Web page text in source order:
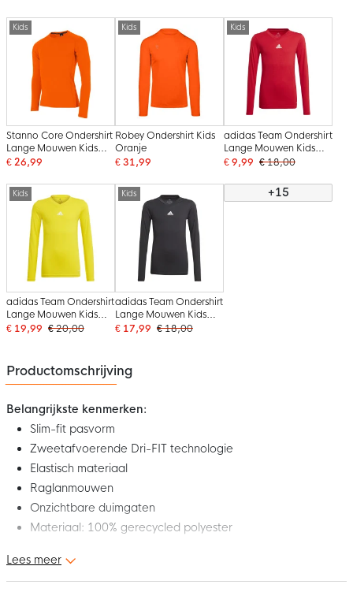
Kids
Stanno Core Ondershirt
Lange Mouwen Kids
Oranje
€ 26,99
Kids
Robey Ondershirt Kids
Oranje
€ 31,99
Kids
adidas Team Ondershirt
Lange Mouwen Kids
Rood
€ 9,99 € 18,00
Kids
adidas Team Ondershirt
Lange Mouwen Kids
Geel
€ 19,99 € 20,00
Kids
adidas Team Ondershirt
Lange Mouwen Kids
Zwart
€ 17,99 € 18,00
+15
Productomschrijving
Belangrijkste kenmerken:
Slim-fit pasvorm
Zweetafvoerende Dri-FIT technologie
Elastisch materiaal
Raglanmouwen
Onzichtbare duimgaten
Materiaal: 100% gerecycled polyester
Dit is het nieuwe Nike Dri-FIT Park Ondershirt Lange Mouwen
Kids Oranje. Het ondershirt maakt deel uit van de Nike Park
Lees meer